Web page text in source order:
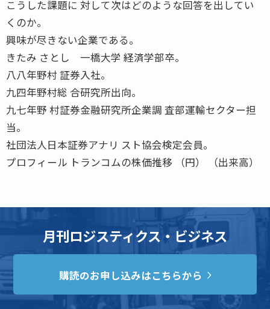
こうした課題に 対して次はどのような回答を出してい
くのか。
興味が尽きない企業である。
きたみ さとし 一橋大学 経済学部卒。
八八年野村 証券入社。
九四年野村総 合研究所出向。
九七年野 村証券金融研究所企業調 査部運輸セクター担
当。
社団法人日本証券アナリ スト協会検定会員。
プロフィール トランコムの株価推移 （円） （出来高）
月刊ロジスティクス・ビジネス
購読のお申し込みはこちらから